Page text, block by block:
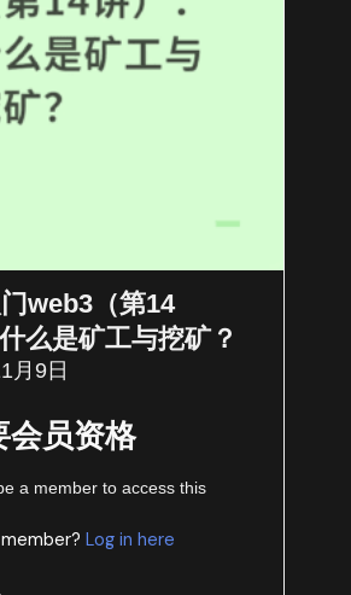
web3（第14
么是矿工与挖矿？
月9日
会员资格
a member to access this
member?Log in here